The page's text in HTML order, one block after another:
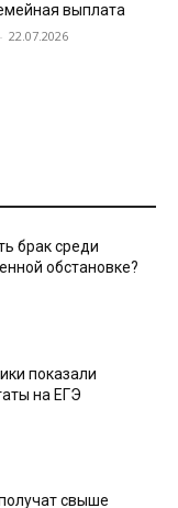
выплата
- 22.07.2026
брак среди
обстановке?
показали
на ЕГЭ
свыше